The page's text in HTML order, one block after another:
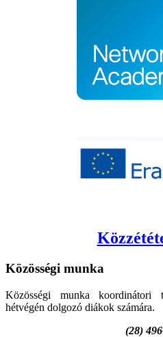
Közösségi munka
Közösségi munka koordinátori
hétvégén dolgozó diákok számára.
(28)